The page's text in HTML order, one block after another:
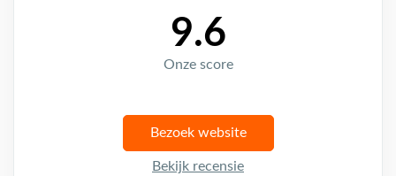
9.6
Onze score
Bezoek website
Bekijk recensie